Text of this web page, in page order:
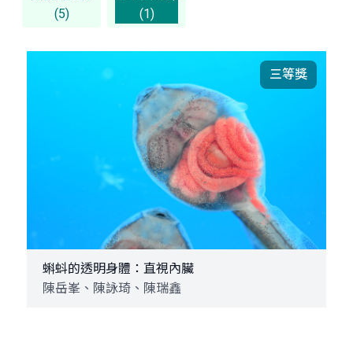
(5)
(1)
三等獎
蝌蚪的透明身體：直視內臟
陳岳峯、陳詠琦、陳瑞鑫